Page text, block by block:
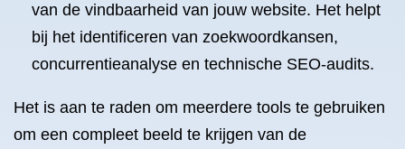
van de vindbaarheid van jouw website. Het helpt
bij het identificeren van zoekwoordkansen,
concurrentieanalyse en technische SEO-audits.
Het is aan te raden om meerdere tools te gebruiken
om een compleet beeld te krijgen van de